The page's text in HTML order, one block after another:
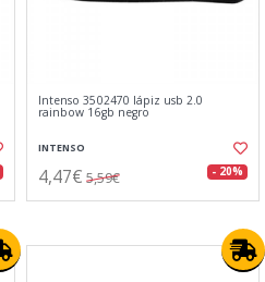
Intenso 3502470 lápiz usb 2.0
rainbow 16gb negro
INTENSO
4,47€ 5,59€ - 20%